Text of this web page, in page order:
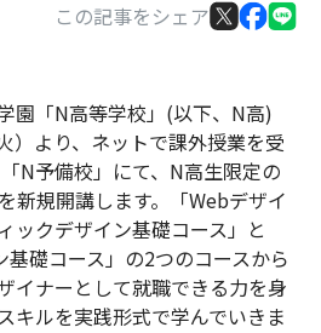
この記事をシェア
園「N高等学校」(以下、N高)
）より、ネットで課外授業を受
N予備校」にて、N高生限定の
新規開講します。「Webデザイ
ックデザイン基礎コース」と
基礎コース」の2つのコースから
イナーとして就職できる力を身
キルを実践形式で学んでいきま